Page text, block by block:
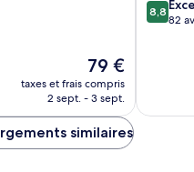
Le
nouveau
prix
de
79 €
taxes et frais compris
2 sept. - 3 sept.
sur
8,8
82
similaires